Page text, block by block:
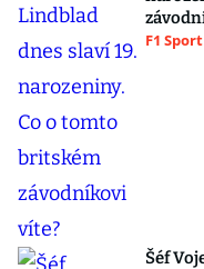
F1 Sport
Šéf